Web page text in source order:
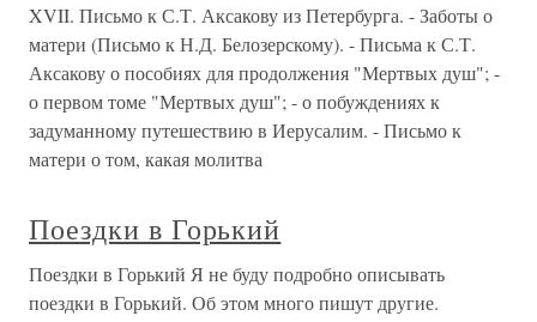
XVII. Письмо к С.Т. Аксакову из Петербурга. - Заботы о
матери (Письмо к Н.Д. Белозерскому). - Письма к С.Т.
Аксакову о пособиях для продолжения "Мертвых душ"; -
о первом томе "Мертвых душ"; - о побуждениях к
задуманному путешествию в Иерусалим. - Письмо к
матери о том, какая молитва
Поездки в Горький
Поездки в Горький Я не буду подробно описывать
поездки в Горький. Об этом много пишут другие.